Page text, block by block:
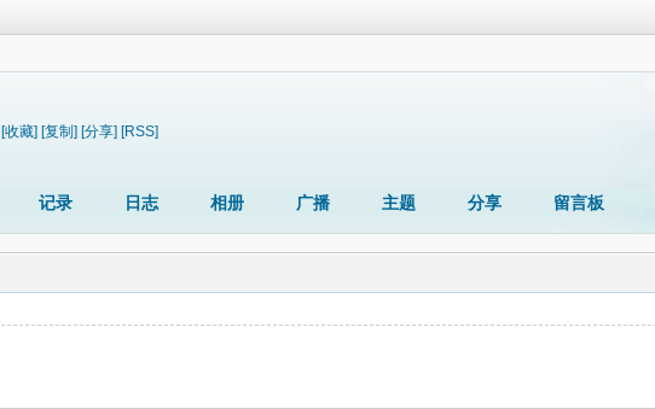
[收藏] [复制] [分享] [RSS]
记录 日志 相册 广播 主题 分享 留言板